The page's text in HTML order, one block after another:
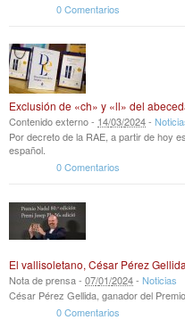
0 Comentarios
Exclusión de «ch» y «ll» del
Contenido externo - 14/03/2024-
Por decreto de la RAE, a partir de hoy
español.
0 Comentarios
El vallisoletano, César Pérez
Nota de prensa - 07/01/2024- Noticias
César Pérez Gellida, ganador del
0 Comentarios